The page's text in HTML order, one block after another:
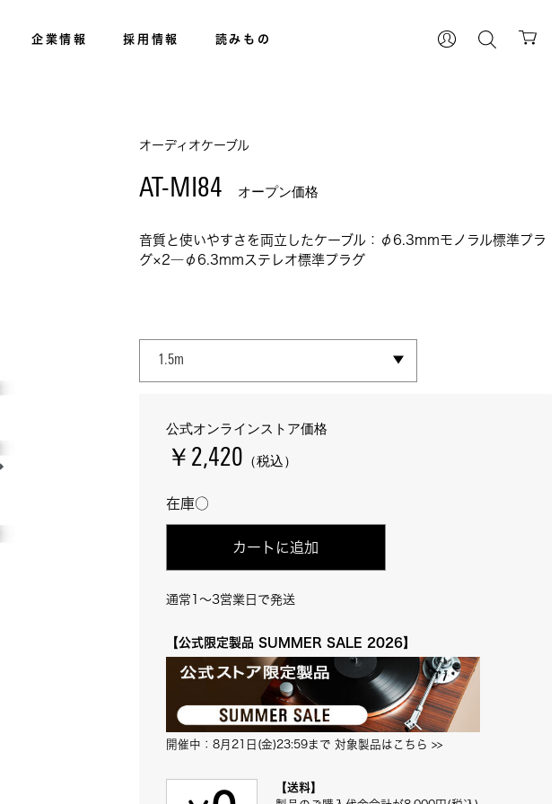
企業情報 採用情報 読みもの
オーディオケーブル
AT-MI84 オープン価格
音質と使いやすさを両立したケーブル：φ6.3mmモノラル標準プラ
グ×2―φ6.3mmステレオ標準プラグ
SELECT SIZE
1.5m
公式オンラインストア価格
￥2,420 （税込）
在庫○
カートに追加
通常1～3営業日で発送
【公式限定製品 SUMMER SALE 2026】
開催中：8月21日(金)23:59まで 対象製品はこちら >>
【送料】